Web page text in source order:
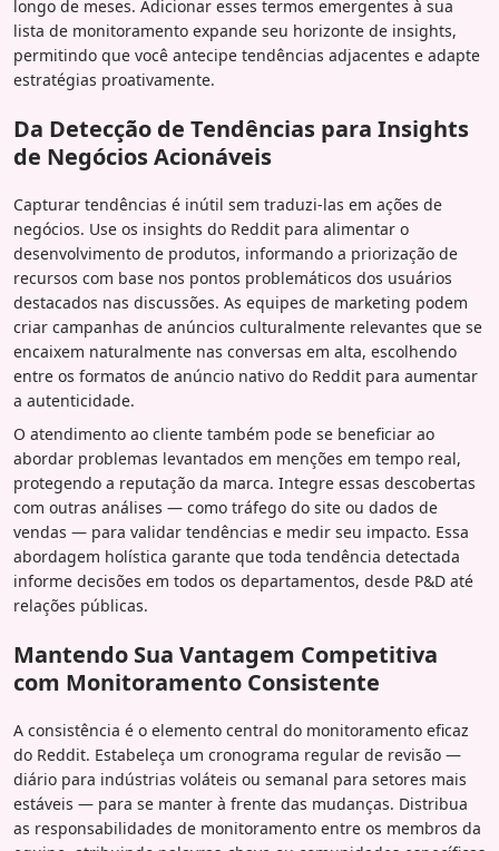
longo de meses. Adicionar esses termos emergentes à sua
lista de monitoramento expande seu horizonte de insights,
permitindo que você antecipe tendências adjacentes e adapte
estratégias proativamente.
Da Detecção de Tendências para Insights
de Negócios Acionáveis
Capturar tendências é inútil sem traduzi-las em ações de
negócios. Use os insights do Reddit para alimentar o
desenvolvimento de produtos, informando a priorização de
recursos com base nos pontos problemáticos dos usuários
destacados nas discussões. As equipes de marketing podem
criar campanhas de anúncios culturalmente relevantes que se
encaixem naturalmente nas conversas em alta, escolhendo
entre os formatos de anúncio nativo do Reddit para aumentar
a autenticidade.
O atendimento ao cliente também pode se beneficiar ao
abordar problemas levantados em menções em tempo real,
protegendo a reputação da marca. Integre essas descobertas
com outras análises — como tráfego do site ou dados de
vendas — para validar tendências e medir seu impacto. Essa
abordagem holística garante que toda tendência detectada
informe decisões em todos os departamentos, desde P&D até
relações públicas.
Mantendo Sua Vantagem Competitiva
com Monitoramento Consistente
A consistência é o elemento central do monitoramento eficaz
do Reddit. Estabeleça um cronograma regular de revisão —
diário para indústrias voláteis ou semanal para setores mais
estáveis — para se manter à frente das mudanças. Distribua
as responsabilidades de monitoramento entre os membros da